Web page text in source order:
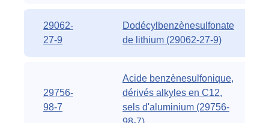
29062-
27-9
Dodécylbenzènesulfonate
de lithium (29062-27-9)
29756-
98-7
Acide benzènesulfonique,
dérivés alkyles en C12,
sels d'aluminium (29756-